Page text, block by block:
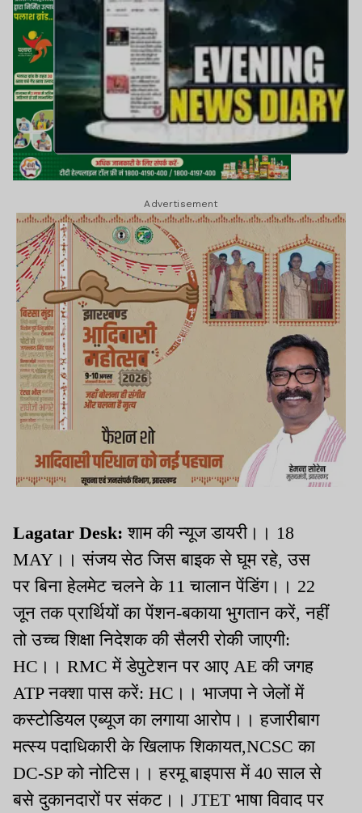
Advertisement
Lagatar Desk: शाम की न्यूज डायरी।। 18
MAY।। संजय सेठ जिस बाइक से घूम रहे, उस
पर बिना हेलमेट चलने के 11 चालान पेंडिंग।। 22
जून तक प्रार्थियों का पेंशन-बकाया भुगतान करें, नहीं
तो उच्च शिक्षा निदेशक की सैलरी रोकी जाएगी:
HC।। RMC में डेपुटेशन पर आए AE की जगह
ATP नक्शा पास करें: HC।। भाजपा ने जेलों में
कस्टोडियल एब्यूज का लगाया आरोप।। हजारीबाग
मत्स्य पदाधिकारी के खिलाफ शिकायत,NCSC का
DC-SP को नोटिस।। हरमू बाइपास में 40 साल से
बसे दुकानदारों पर संकट।। JTET भाषा विवाद पर